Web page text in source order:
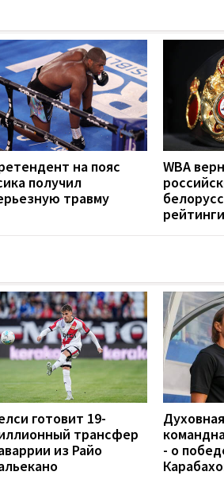
на пояс
получил
травму
WBA
рейтинги
готовит 19-
трансфер
из Райо
- о